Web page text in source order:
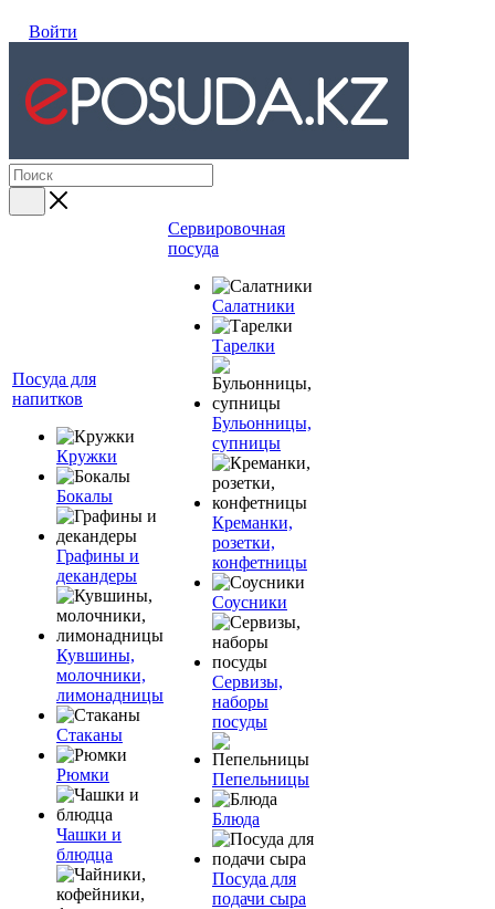
Войти
Посуда для
напитков
Кружки
Бокалы
Графины и
декандеры
Кувшины,
молочники,
лимонадницы
Стаканы
Рюмки
Чашки и
блюдца
Сервировочная
посуда
Салатники
Тарелки
Бульонницы,
супницы
Креманки,
розетки,
конфетницы
Соусники
Сервизы,
наборы
посуды
Пепельницы
Блюда
Посуда для
подачи сыра